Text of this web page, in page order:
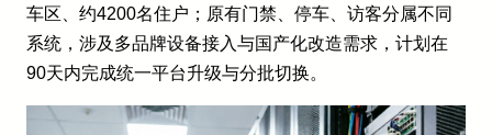
车区、约4200名住户；原有门禁、停车、访客分属不同
系统，涉及多品牌设备接入与国产化改造需求，计划在
90天内完成统一平台升级与分批切换。